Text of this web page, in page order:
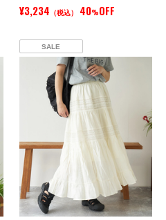
¥3,234 （税込） 40%OFF
SALE